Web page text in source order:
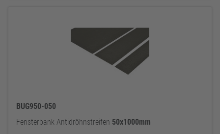
BUG950-050
Fensterbank Antidröhnstreifen 50x1000mm